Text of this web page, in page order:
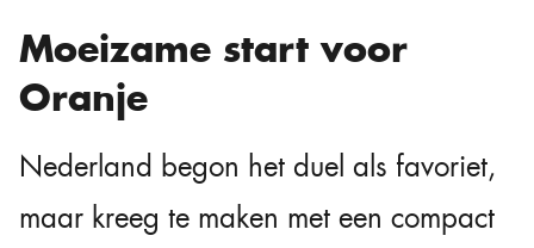
Moeizame start voor
Oranje
Nederland begon het duel als favoriet,
maar kreeg te maken met een compact